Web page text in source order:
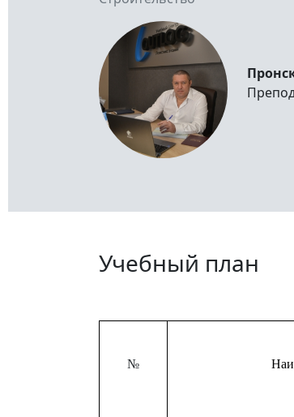
Учебный план
№